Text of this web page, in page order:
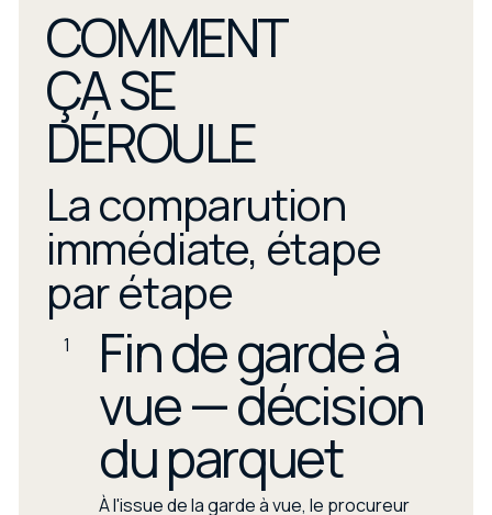
COMMENT
ÇA SE
DÉROULE
La comparution
immédiate, étape
par étape
1 Fin de garde à
vue — décision
du parquet
À l'issue de la garde à vue, le procureur